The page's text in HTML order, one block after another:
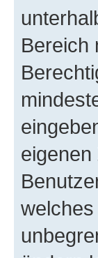
Bereich